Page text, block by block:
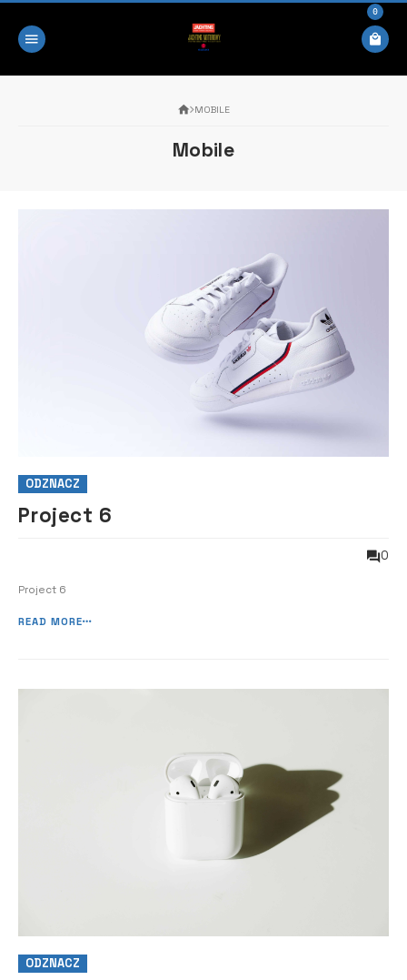
0
MOBILE
Mobile
ODZNACZ
Project 6
0
Project 6
READ MORE
ODZNACZ